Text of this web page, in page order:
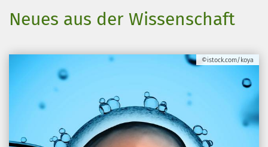
Neues aus der Wissenschaft
©istock.com/koya